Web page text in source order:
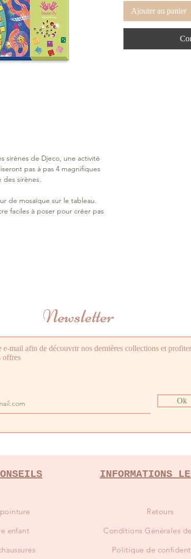
sirènes de Djeco, une activité
pas à pas 4 magnifiques
des sirènes.
de mosaïque sur le tableau.
faciles à poser pour créer pas
Ajouter au panier
Newsletter
e-mail afin de découvrir nos dernières collections et
offres
Ok
enfant
INFORMATIONS
Retours
Conditions Générales
Politique de